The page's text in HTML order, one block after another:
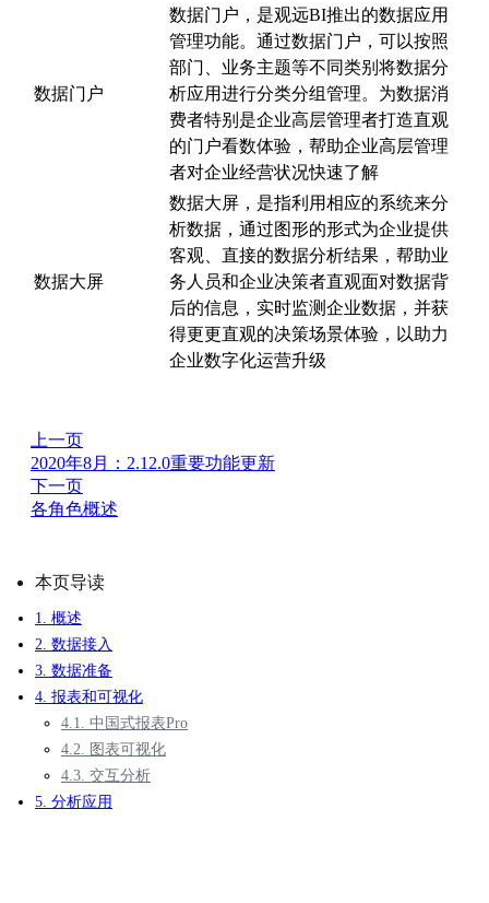
数据门户
数据门户，是观远BI推出的数据应用
管理功能。通过数据门户，可以按照
部门、业务主题等不同类别将数据分
析应用进行分类分组管理。为数据消
费者特别是企业高层管理者打造直观
的门户看数体验，帮助企业高层管理
者对企业经营状况快速了解
数据大屏
数据大屏，是指利用相应的系统来分
析数据，通过图形的形式为企业提供
客观、直接的数据分析结果，帮助业
务人员和企业决策者直观面对数据背
后的信息，实时监测企业数据，并获
得更更直观的决策场景体验，以助力
企业数字化运营升级
上一页
2020年8月：2.12.0重要功能更新
下一页
各角色概述
本页导读
1. 概述
2. 数据接入
3. 数据准备
4. 报表和可视化
4.1. 中国式报表Pro
4.2. 图表可视化
4.3. 交互分析
5. 分析应用